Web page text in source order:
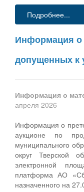
Подробнее...
Информация о
допущенных к
Информация о
апреля 2026
Информация о
аукционе по
муниципального
округ Тверской
электронной
платформа АО
назначенного на